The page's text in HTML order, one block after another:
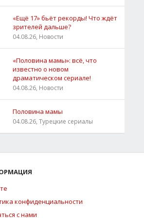
«Ещё 17» бьёт рекорды! Что ждёт
зрителей дальше?
04.08.26, Новости
«Половина мамы»: всё, что
известно о новом
драматическом сериале!
04.08.26, Новости
Половина мамы
04.08.26, Турецкие сериалы
конфиденциальности
с нами